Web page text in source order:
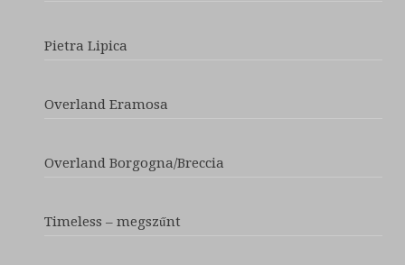
Pietra Lipica
Overland Eramosa
Overland Borgogna/Breccia
Timeless – megszűnt